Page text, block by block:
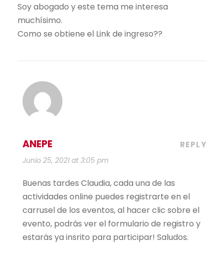
Soy abogado y este tema me interesa
muchísimo.
Como se obtiene el Link de ingreso??
ANEPE
Junio 25, 2021 at 3:05 pm
REPLY
Buenas tardes Claudia, cada una de las
actividades online puedes registrarte en el
carrusel de los eventos, al hacer clic sobre el
evento, podrás ver el formulario de registro y
estarás ya insrito para participar! Saludos.